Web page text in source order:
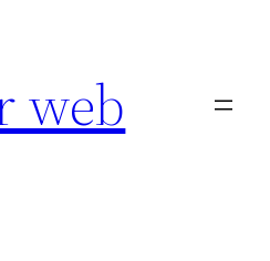
web